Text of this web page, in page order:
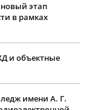
новый этап
в рамках
и объектные
имени А. Г.